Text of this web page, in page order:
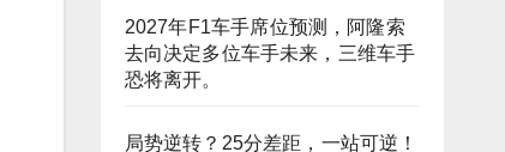
2027年F1车手席位预测，阿隆索
去向决定多位车手未来，三维车手
恐将离开。
局势逆转？25分差距，一站可逆！